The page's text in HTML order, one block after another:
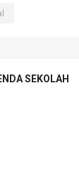
SEKOLAH